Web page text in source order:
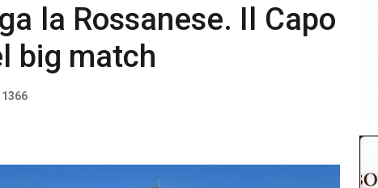
la Rossanese. Il Capo
big match
1366